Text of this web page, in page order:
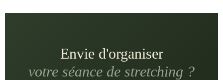
Envie d'organiser
votre séance de stretching ?